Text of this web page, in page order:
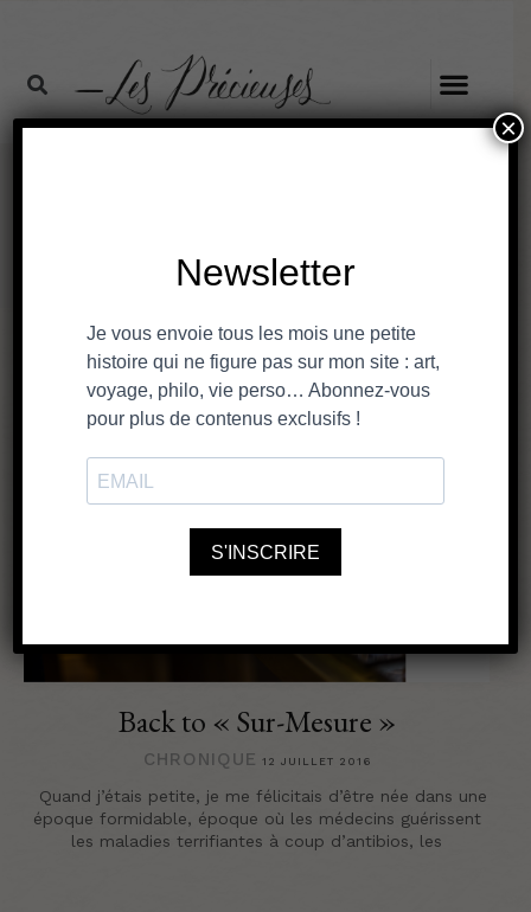
Back to « Sur-Mesure »
CHRONIQUE 12 JUILLET 2016
Quand j’étais petite, je me félicitais d’être née dans une
époque formidable, époque où les médecins guérissent
les maladies terrifiantes à coup d’antibios, les
×